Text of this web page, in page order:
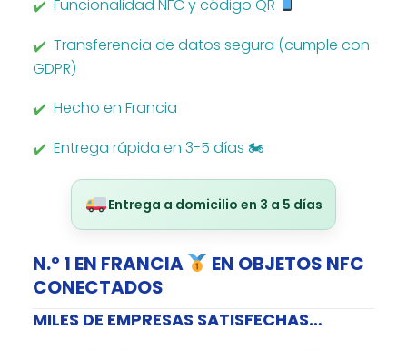
Funcionalidad NFC y código QR
Transferencia de datos segura (cumple con
GDPR)
Hecho en Francia
Entrega rápida en 3-5 días 🏍
Entrega a domicilio en 3 a 5 días
N.º 1 EN FRANCIA
EN OBJETOS NFC
CONECTADOS
MILES DE EMPRESAS SATISFECHAS…